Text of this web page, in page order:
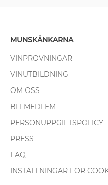
MUNSKÄNKARNA
VINPROVNINGAR
VINUTBILDNING
OM OSS
BLI MEDLEM
PERSONUPPGIFTSPOLICY
PRESS
FAQ
INSTÄLLNINGAR FÖR